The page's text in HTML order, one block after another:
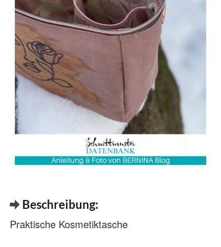
Beschreibung:
Praktische Kosmetiktasche